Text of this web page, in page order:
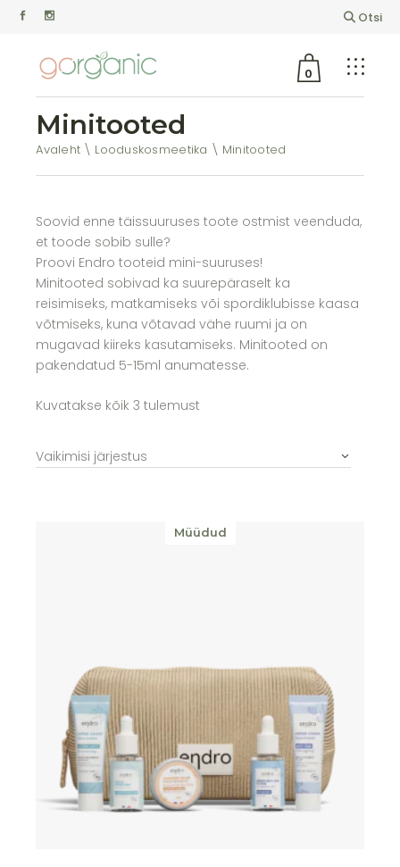
Otsi
0
Minitooted
Avaleht Looduskosmeetika Minitooted
Soovid enne täissuuruses toote ostmist veenduda,
et toode sobib sulle?
Proovi Endro tooteid mini-suuruses!
Minitooted sobivad ka suurepäraselt ka
reisimiseks, matkamiseks või spordiklubisse kaasa
võtmiseks, kuna võtavad vähe ruumi ja on
mugavad kiireks kasutamiseks. Minitooted on
pakendatud 5-15ml anumatesse.
Kuvatakse kõik 3 tulemust
Vaikimisi järjestus
Müüdud